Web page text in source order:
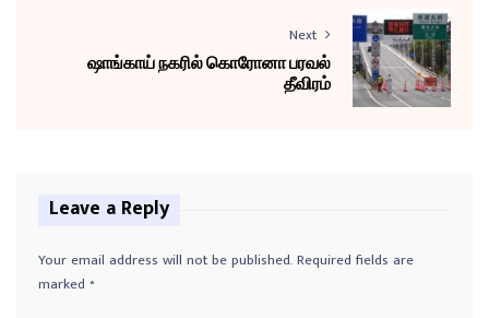
Next
ஷாங்காய் நகரில் கொரோனா பரவல்
தீவிரம்
Leave a Reply
Your email address will not be published.Required fields are
marked *